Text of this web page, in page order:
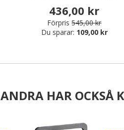
436,00 kr
Förpris 545,00 kr
Du sparar: 109,00 kr
ANDRA HAR OCKSÅ